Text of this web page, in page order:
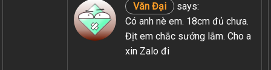
Văn Đại
says:
Có anh nè em. 18cm đủ chưa.
Địt em chắc sướng lắm. Cho a
xin Zalo đi